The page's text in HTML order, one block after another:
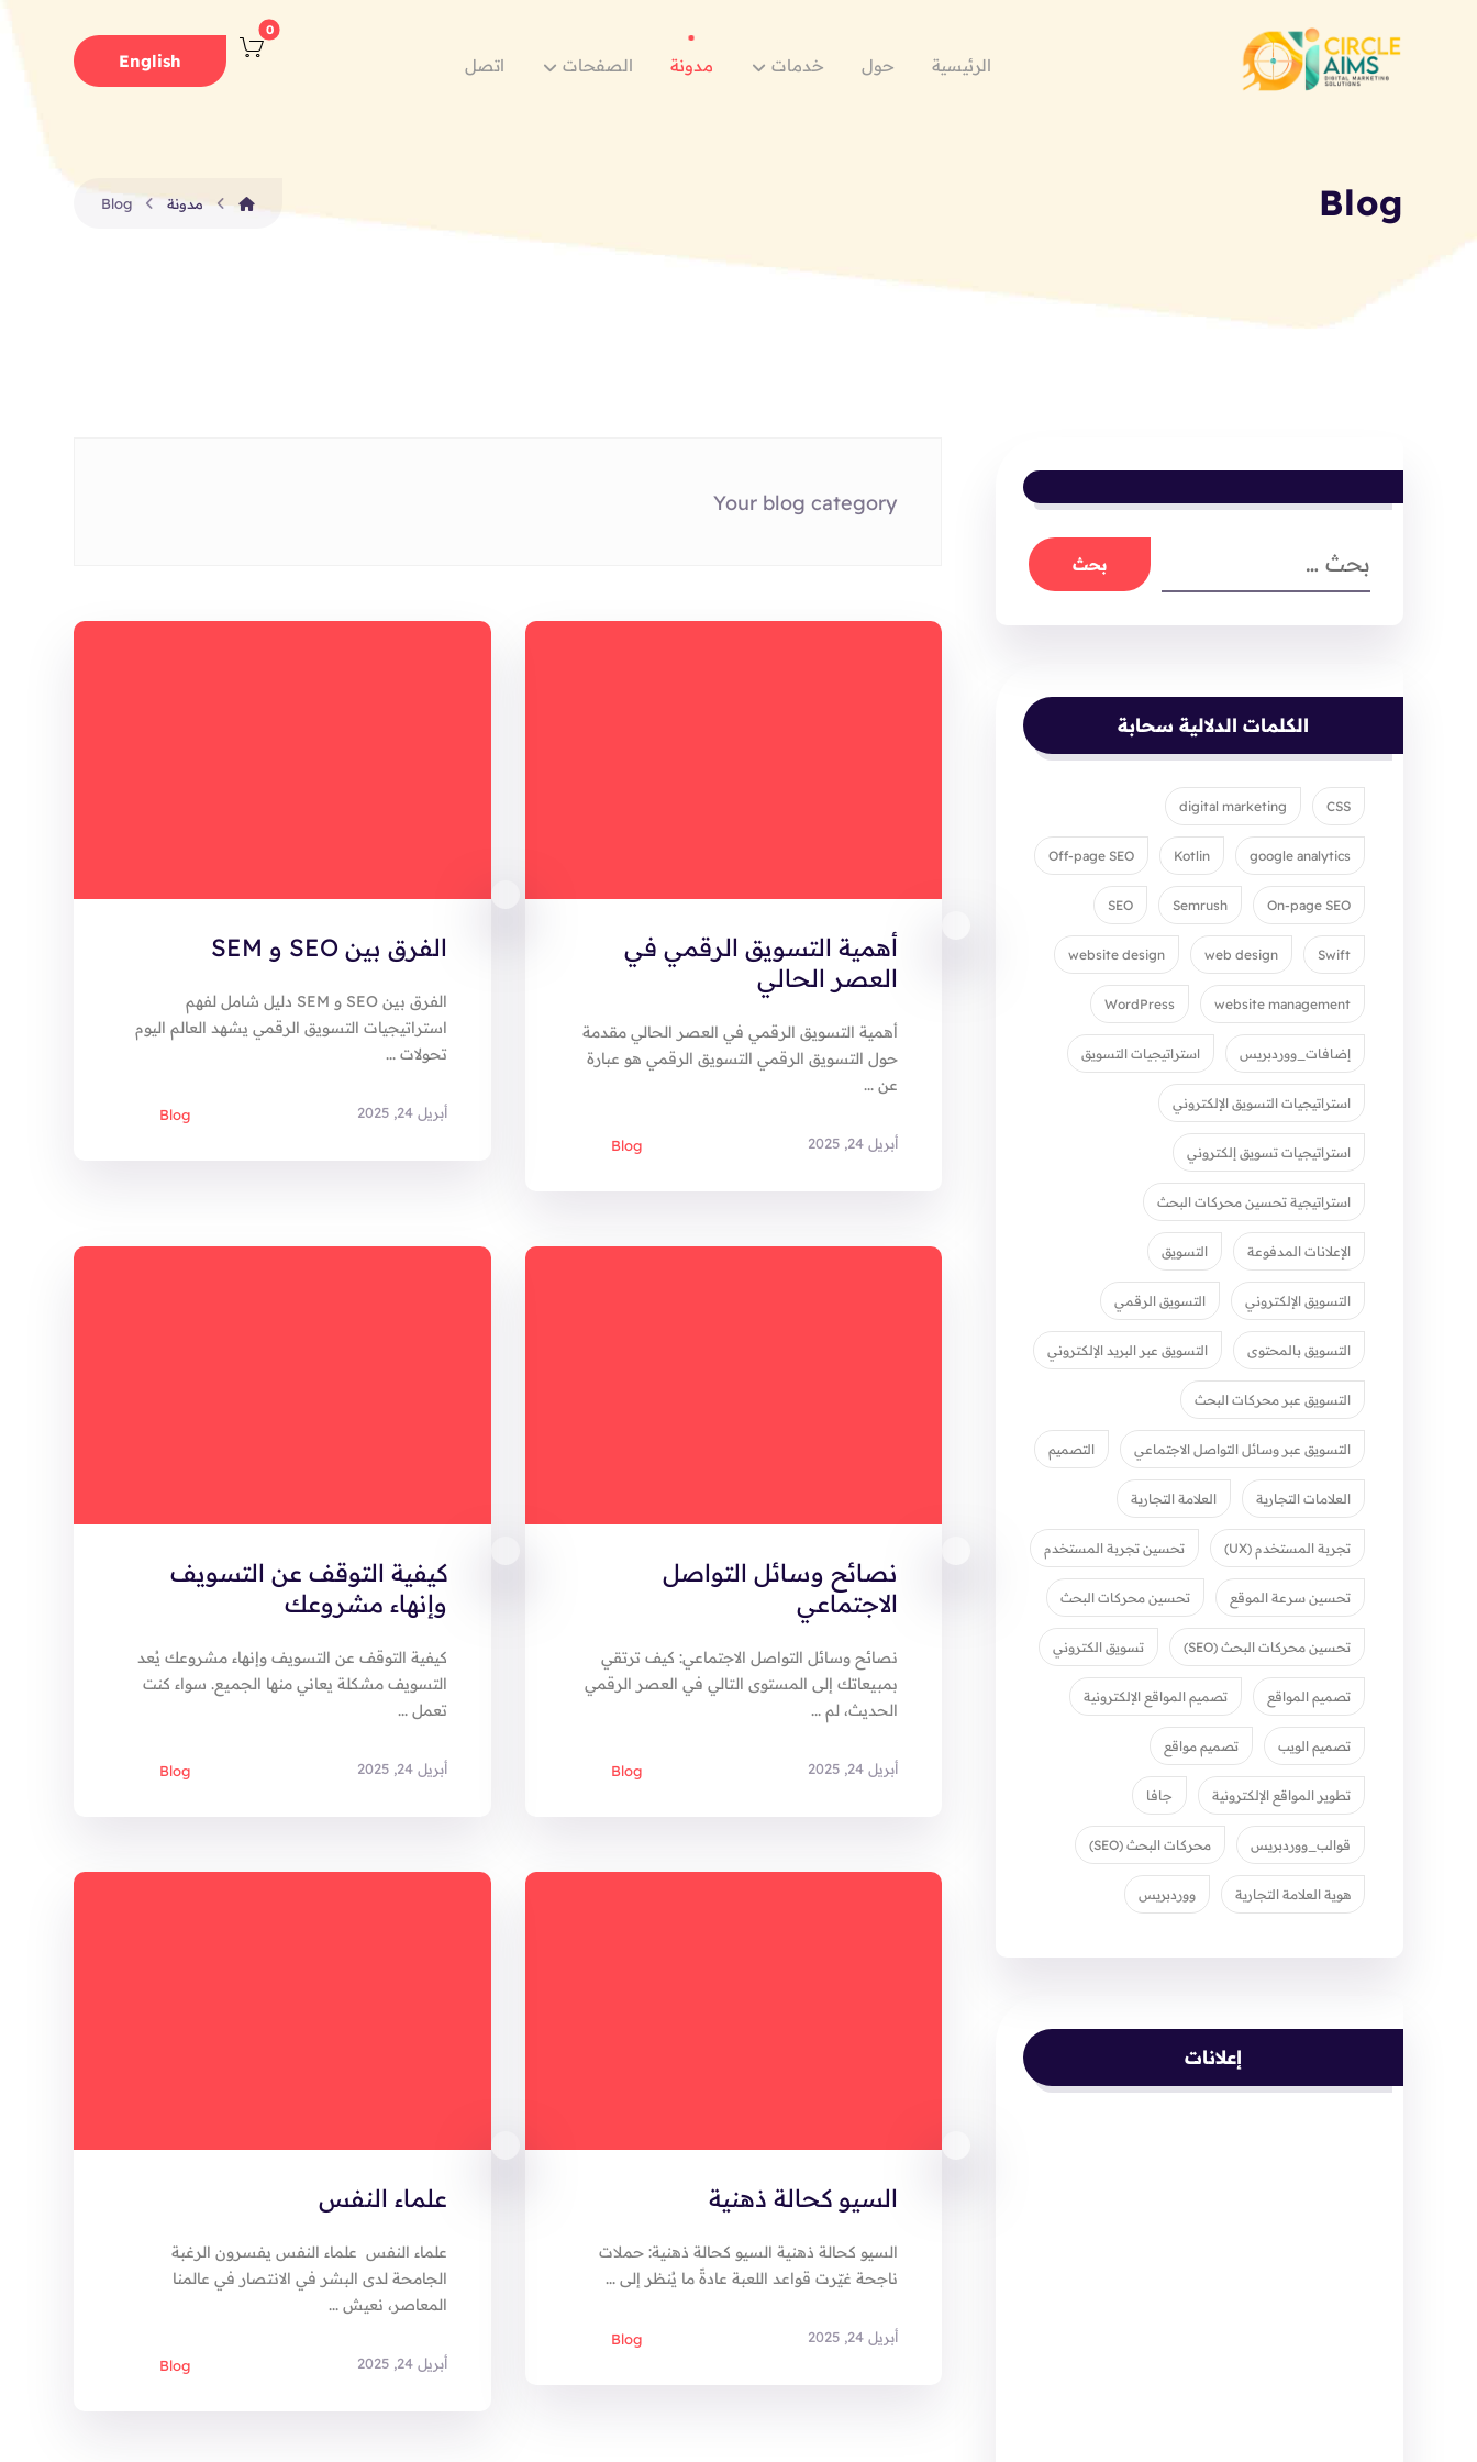
الرئيسية حول خدمات مدونة الصفحات اتصل English
Blog مدونة Blog
Your blog category
أهمية التسويق الرقمي في
العصر الحالي
Blog أبريل 24, 2025
أهمية التسويق الرقمي في العصر الحالي مقدمة
حول التسويق الرقمي التسويق الرقمي هو عبارة
عن ...
الفرق بين SEO و SEM
Blog أبريل 24, 2025
الفرق بين SEO و SEM دليل شامل لفهم
استراتيجيات التسويق الرقمي يشهد العالم اليوم
تحولات ...
نصائح وسائل التواصل
الاجتماعي
Blog أبريل 24, 2025
نصائح وسائل التواصل الاجتماعي: كيف ترتقي
بمبيعاتك إلى المستوى التالي في العصر الرقمي
الحديث، لم ...
كيفية التوقف عن التسويف
وإنهاء مشروعك
Blog أبريل 24, 2025
كيفية التوقف عن التسويف وإنهاء مشروعك يُعد
التسويف مشكلة يعاني منها الجميع. سواء كنت
تعمل ...
السيو كحالة ذهنية
Blog أبريل 24, 2025
السيو كحالة ذهنية السيو كحالة ذهنية: حملات
ناجحة غيّرت قواعد اللعبة عادةً ما يُنظر إلى ...
علماء النفس
Blog أبريل 24, 2025
علماء النفس علماء النفس يفسرون الرغبة
الجامحة لدى البشر في الانتصار في عالمنا
المعاصر، نعيش ...
الكلمات الدلالية سحابة
CSS
digital marketing
google analytics
Kotlin
Off-page SEO
On-page SEO
Semrush
SEO
Swift
web design
website design
website management
WordPress
إضافات_ووردبريس استراتيجيات التسويق
استراتيجيات التسويق الإلكتروني
استراتيجيات تسويق إلكتروني
استراتيجية تحسين محركات البحث
الإعلانات المدفوعة التسويق
التسويق الإلكتروني التسويق الرقمي
التسويق بالمحتوى التسويق عبر البريد الإلكتروني
التسويق عبر محركات البحث
التسويق عبر وسائل التواصل الاجتماعي التصميم
العلامات التجارية العلامة التجارية
تجربة المستخدم (UX) تحسين تجربة المستخدم
تحسين سرعة الموقع تحسين محركات البحث
تحسين محركات البحث (SEO) تسويق الكتروني
تصميم المواقع تصميم المواقع الإلكترونية
تصميم الويب تصميم مواقع
تطوير المواقع الإلكترونية جافا
قوالب_ووردبريس محركات البحث (SEO)
هوية العلامة التجارية ووردبريس
إعلانات